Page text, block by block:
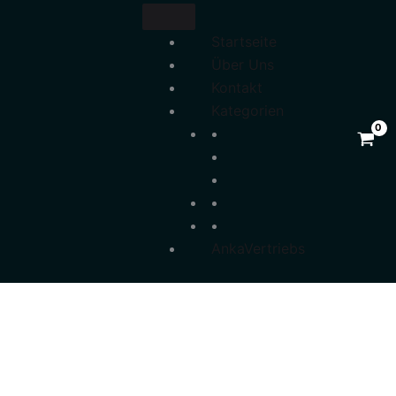
Startseite
Über Uns
Kontakt
Kategorien
AnkaVertriebs